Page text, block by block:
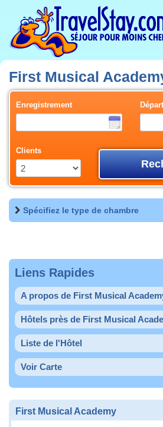
First Musical
Enregistrement Départ
Clients
Spécifiez le type de chambre
Liens Rapides
A propos de First Musical
Hôtels près de First Musical
Liste de l'Hôtel
Voir Carte
First Musical Academy